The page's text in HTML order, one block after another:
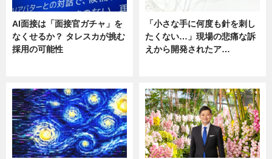
AI面接は「面接官ガチャ」を
なくせるか？ タレスカが挑む
採用の可能性
「小さな手に何度も針を刺し
たくない…」現場の悲痛な訴
えから開発されたア…